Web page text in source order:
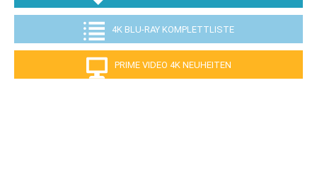
4K BLU-RAY KOMPLETTLISTE
PRIME VIDEO 4K NEUHEITEN